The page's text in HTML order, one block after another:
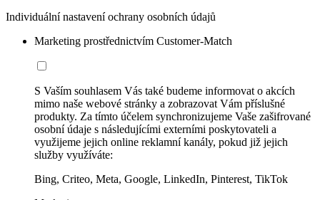
Individuální nastavení ochrany osobních údajů
Marketing prostřednictvím Customer-Match
S Vaším souhlasem Vás také budeme informovat o akcích
mimo naše webové stránky a zobrazovat Vám příslušné
produkty. Za tímto účelem synchronizujeme Vaše zašifrované
osobní údaje s následujícími externími poskytovateli a
využijeme jejich online reklamní kanály, pokud již jejich
služby využíváte:
Bing, Criteo, Meta, Google, LinkedIn, Pinterest, TikTok